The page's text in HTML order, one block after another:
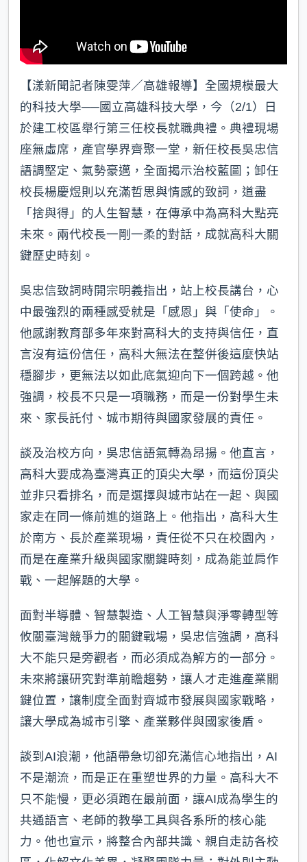
【漾新聞記者陳雯萍／高雄報導】全國規模最大
的科技大學──國立高雄科技大學，今（2/1）日
於建工校區舉行第三任校長就職典禮。典禮現場
座無虛席，產官學界齊聚一堂，新任校長吳忠信
語調堅定、氣勢豪邁，全面揭示治校藍圖；卸任
校長楊慶煜則以充滿哲思與情感的致詞，道盡
「捨與得」的人生智慧，在傳承中為高科大點亮
未來。兩代校長一剛一柔的對話，成就高科大關
鍵歷史時刻。
吳忠信致詞時開宗明義指出，站上校長講台，心
中最強烈的兩種感受就是「感恩」與「使命」。
他感謝教育部多年來對高科大的支持與信任，直
言沒有這份信任，高科大無法在整併後這麼快站
穩腳步，更無法以如此底氣迎向下一個跨越。他
強調，校長不只是一項職務，而是一份對學生未
來、家長託付、城市期待與國家發展的責任。
談及治校方向，吳忠信語氣轉為昂揚。他直言，
高科大要成為臺灣真正的頂尖大學，而這份頂尖
並非只看排名，而是選擇與城市站在一起、與國
家走在同一條前進的道路上。他指出，高科大生
於南方、長於產業現場，責任從不只在校園內，
而是在產業升級與國家關鍵時刻，成為能並肩作
戰、一起解題的大學。
面對半導體、智慧製造、人工智慧與淨零轉型等
攸關臺灣競爭力的關鍵戰場，吳忠信強調，高科
大不能只是旁觀者，而必須成為解方的一部分。
未來將讓研究對準前瞻趨勢，讓人才走進產業關
鍵位置，讓制度全面對齊城市發展與國家戰略，
讓大學成為城市引擎、產業夥伴與國家後盾。
談到AI浪潮，他語帶急切卻充滿信心地指出，AI
不是潮流，而是正在重塑世界的力量。高科大不
只不能慢，更必須跑在最前面，讓AI成為學生的
共通語言、老師的教學工具與各系所的核心能
力。他也宣示，將整合內部共識、親自走訪各校